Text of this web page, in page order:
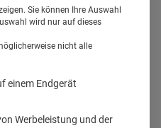
Sie können Ihre Auswahl
wird nur auf dieses
nicht alle
einem Endgerät
Werbeleistung und der